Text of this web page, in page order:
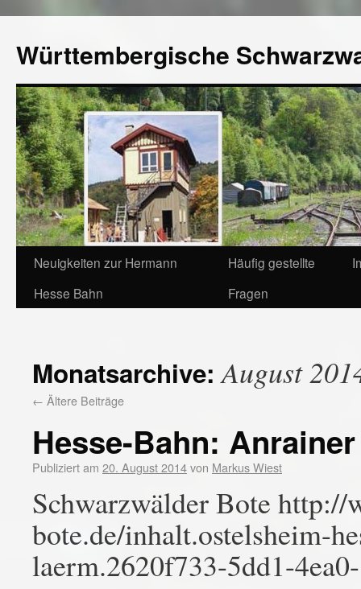
Württembergische
Neuigkeiten zur Hermann
Hesse Bahn
Häufig gestellte
Fragen
Monatsarchive:August
← Ältere Beiträge
Hesse-Bahn:
Publiziert am 20. August 2014von Markus Wiest
Schwarzwälder Bote http://
bote.de/inhalt.ostelsheim-
laerm.2620f733-5dd1-